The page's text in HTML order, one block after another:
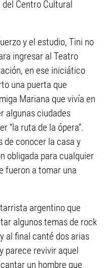
Centro Cultural
y el estudio, Tini no
ingresar al Teatro
en ese iniciático
una puerta que
Mariana que vivía en
algunas ciudades
“la ruta de la ópera”.
de conocer la casa y
obligada para cualquier
fueron a tomar una
argentino que
algunos temas de rock
al final canté dos arias
parece revivir aquel
un hombre que